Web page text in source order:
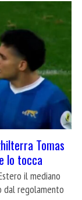
Tomas
lo tocca
il mediano
dal regolamento